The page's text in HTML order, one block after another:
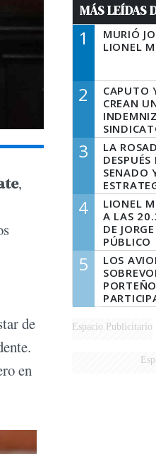
,
de
en
MÁS LEÍDAS
1
MURIÓ
LIONEL
2
CAPUTO
CREAN
3
LA
SENADO
4
LIONEL
A LAS
DE
PÚBLICO
5
LOS
AÉREA
Espacio Publicitario